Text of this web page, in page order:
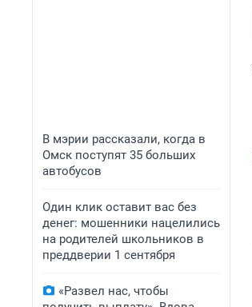
В мэрии рассказали, когда в
Омск поступят 35 больших
автобусов
Один клик оставит вас без
денег: мошенники нацелились
на родителей школьников в
преддверии 1 сентября
«Развел нас, чтобы